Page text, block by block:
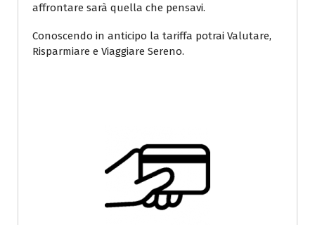
affrontare sarà quella che pensavi.
Conoscendo in anticipo la tariffa potrai Valutare,
Risparmiare e Viaggiare Sereno.